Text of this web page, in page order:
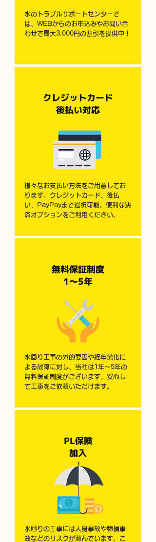
水のトラブルサポートセンターで
は、WEBからのお申込みやお問い合
わせで最大3,000円の割引を提供中！
クレジットカード
​後払い対応
様々なお支払い方法をご用意してお
ります。クレジットカード、後払
い、PayPayまで選択可能。便利な決
済オプションをご利用ください。
無料保証制度
​1～5年
水回り工事の外的要因や経年劣化に
よる故障に対し、当社は1年～5年の
無料保証制度がございます。安心し
て工事をご依頼いただけます。
PL保険
​加入
水回りの工事には人身事故や物損事
故などのリスクが潜んでいます。こ